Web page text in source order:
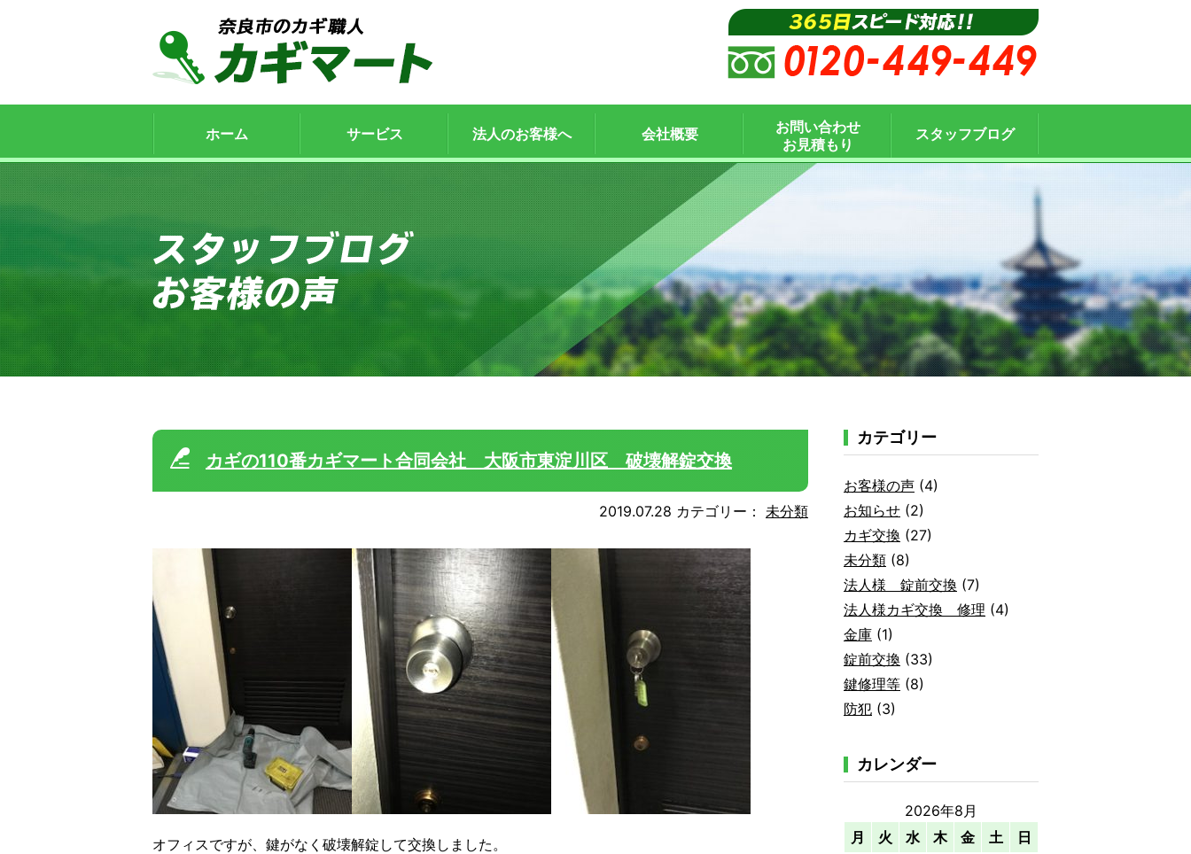
ホーム サービス 法人のお客様へ 会社概要
お問い合わせ
お見積もり
スタッフブログ
カギの110番カギマート合同会社 大阪市東淀川区 破壊解錠交換
2019.07.28 カテゴリー： 未分類
オフィスですが、鍵がなく破壊解錠して交換しました。
カテゴリー
お客様の声 (4)
お知らせ (2)
カギ交換 (27)
未分類 (8)
法人様 錠前交換 (7)
法人様カギ交換 修理 (4)
金庫 (1)
錠前交換 (33)
鍵修理等 (8)
防犯 (3)
カレンダー
2026年8月
月
火 水 木 金 土 日